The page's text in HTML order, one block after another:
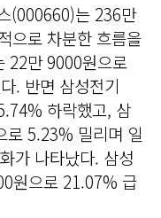
(000660)는 236만
으로 차분한 흐름을
22만 9000원으로
. 반면 삼성전기
하락했고, 삼
로 5.23% 밀리며 일
가 나타났다. 삼성
원으로 21.07% 급